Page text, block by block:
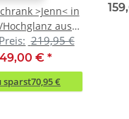
>Jenn< in
aus
(BxHxT)
219,95 €
€ *
sparst70,95 €